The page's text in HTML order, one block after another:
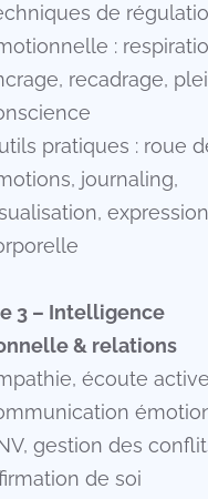
de
:
recadrage,
pratiques : roue
journaling,
expression
3 – Intelligence
& relations
écoute
gestion des
de soi